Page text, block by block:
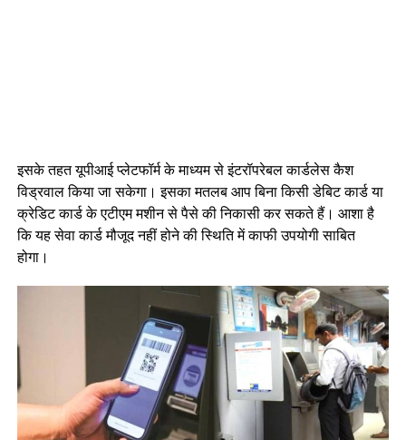
इसके तहत यूपीआई प्लेटफॉर्म के माध्यम से इंटरॉपरेबल कार्डलेस कैश
विड्रवाल किया जा सकेगा। इसका मतलब आप बिना किसी डेबिट कार्ड या
क्रेडिट कार्ड के एटीएम मशीन से पैसे की निकासी कर सकते हैं। आशा है
कि यह सेवा कार्ड मौजूद नहीं होने की स्थिति में काफी उपयोगी साबित
होगा।